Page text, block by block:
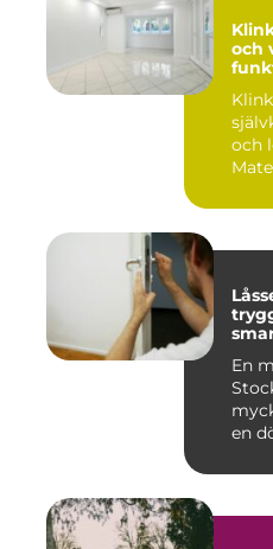
Klinker
och
och
En
en